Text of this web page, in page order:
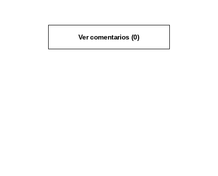
Ver comentarios (0)